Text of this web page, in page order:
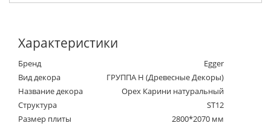
Характеристики
Бренд
Egger
Вид декора
ГРУППА Н (Древесные Декоры)
Название декора
Орех Карини натуральный
Структура
ST12
Размер плиты
2800*2070 мм